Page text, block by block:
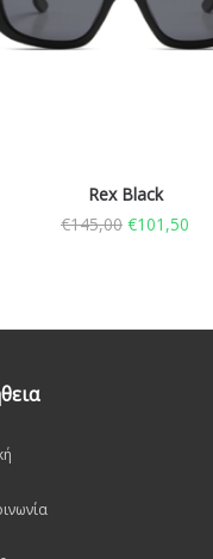
Rex Black
€145,00 €101,50